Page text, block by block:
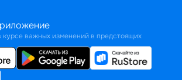
курсе важных изменений в предстоящих